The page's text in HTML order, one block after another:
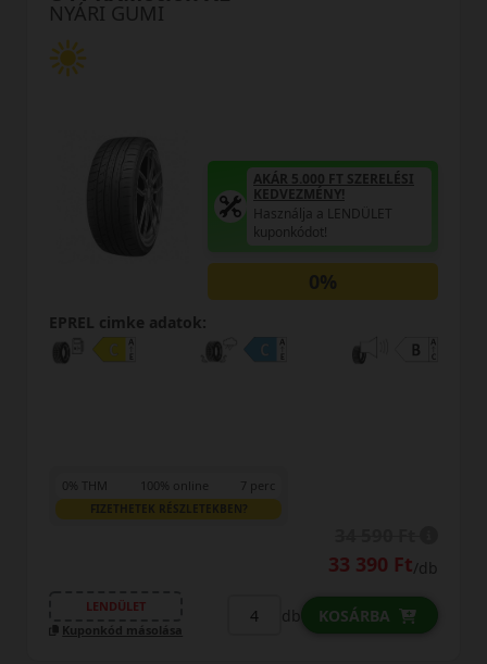
NYÁRI GUMI
AKÁR 5.000 FT SZERELÉSI
KEDVEZMÉNY!
Használja a LENDÜLET
kuponkódot!
0%
EPREL cimke adatok:
0% THM 100% online 7 perc
FIZETHETEK RÉSZLETEKBEN?
33 390 Ft/db
LENDÜLET
Kuponkód másolása
db KOSÁRBA